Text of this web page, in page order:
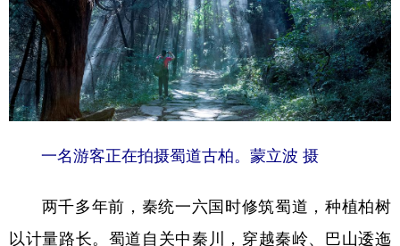
一名游客正在拍摄蜀道古柏。蒙立波 摄
两千多年前，秦统一六国时修筑蜀道，种植柏树
以计量路长。蜀道自关中秦川，穿越秦岭、巴山逶迤